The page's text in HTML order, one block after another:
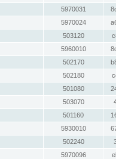
5970031
5970024
503120
5960010
502170
502180
501080
503070
501160
5930010
502240
5970096